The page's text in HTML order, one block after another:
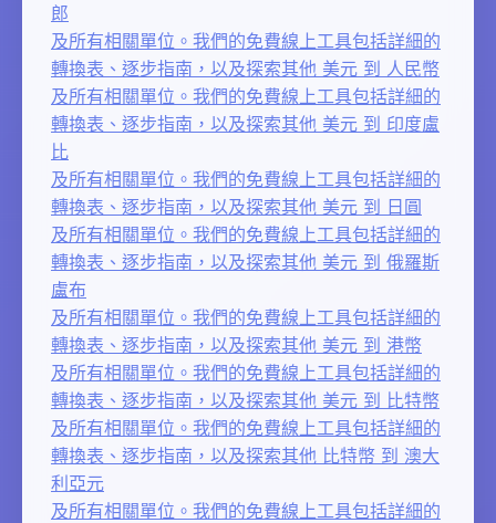
郎
及所有相關單位。我們的免費線上工具包括詳細的
轉換表、逐步指南，以及探索其他 美元 到 人民幣
及所有相關單位。我們的免費線上工具包括詳細的
轉換表、逐步指南，以及探索其他 美元 到 印度盧
比
及所有相關單位。我們的免費線上工具包括詳細的
轉換表、逐步指南，以及探索其他 美元 到 日圓
及所有相關單位。我們的免費線上工具包括詳細的
轉換表、逐步指南，以及探索其他 美元 到 俄羅斯
盧布
及所有相關單位。我們的免費線上工具包括詳細的
轉換表、逐步指南，以及探索其他 美元 到 港幣
及所有相關單位。我們的免費線上工具包括詳細的
轉換表、逐步指南，以及探索其他 美元 到 比特幣
及所有相關單位。我們的免費線上工具包括詳細的
轉換表、逐步指南，以及探索其他 比特幣 到 澳大
利亞元
及所有相關單位。我們的免費線上工具包括詳細的